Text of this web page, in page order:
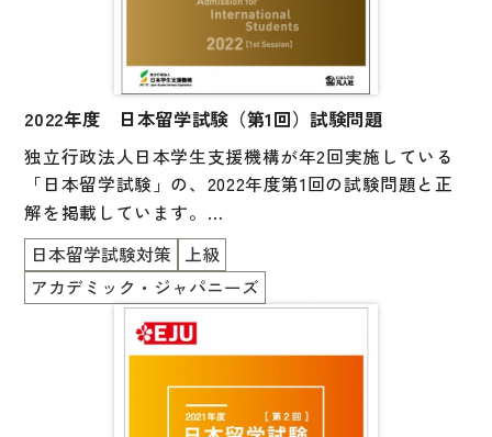
2022年度 日本留学試験（第1回）試験問題
独立行政法人日本学生支援機構が年2回実施している
「日本留学試験」の、 2022年度第1回の試験問題と正
解を掲載しています。
一冊に「日本語」「理科」「総合科目」「数学（コー
ス 1 ／コース 2）」がすべて掲載されています。
また、「日本語」以外の科目の英語版も掲載されてい
付属の CD には日本語科目の「聴解・聴読解」の音声
が収録されており、巻末には参考資料として実施要
項、応募者数・受験者数一覧、試験会場一覧、シラバ
日本留学試験対策
上級
アカデミック・ジャパニーズ